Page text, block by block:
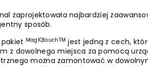
zaprojektowała najbardziej
sposób.
MagIQtouchTM jest jedną z cech,
z dowolnego miejsca za pomocą
można zamontować w